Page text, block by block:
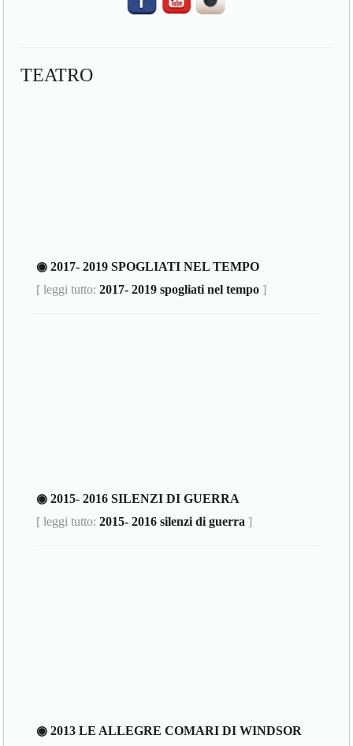
TEATRO
◉ 2017- 2019 SPOGLIATI NEL TEMPO
[ leggi tutto:2017- 2019 spogliati nel tempo ]
◉ 2015- 2016 SILENZI DI GUERRA
[ leggi tutto:2015- 2016 silenzi di guerra ]
◉ 2013 LE ALLEGRE COMARI DI WINDSOR